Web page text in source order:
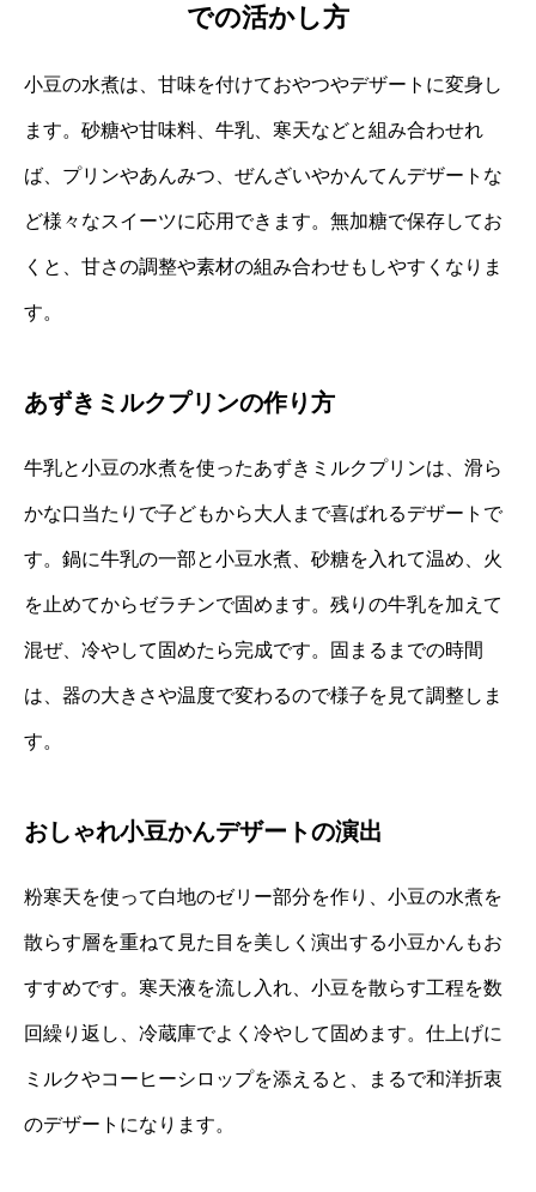
での活かし方
小豆の水煮は、甘味を付けておやつやデザートに変身し
ます。砂糖や甘味料、牛乳、寒天などと組み合わせれ
ば、プリンやあんみつ、ぜんざいやかんてんデザートな
ど様々なスイーツに応用できます。無加糖で保存してお
くと、甘さの調整や素材の組み合わせもしやすくなりま
す。
あずきミルクプリンの作り方
牛乳と小豆の水煮を使ったあずきミルクプリンは、滑ら
かな口当たりで子どもから大人まで喜ばれるデザートで
す。鍋に牛乳の一部と小豆水煮、砂糖を入れて温め、火
を止めてからゼラチンで固めます。残りの牛乳を加えて
混ぜ、冷やして固めたら完成です。固まるまでの時間
は、器の大きさや温度で変わるので様子を見て調整しま
す。
おしゃれ小豆かんデザートの演出
粉寒天を使って白地のゼリー部分を作り、小豆の水煮を
散らす層を重ねて見た目を美しく演出する小豆かんもお
すすめです。寒天液を流し入れ、小豆を散らす工程を数
回繰り返し、冷蔵庫でよく冷やして固めます。仕上げに
ミルクやコーヒーシロップを添えると、まるで和洋折衷
のデザートになります。